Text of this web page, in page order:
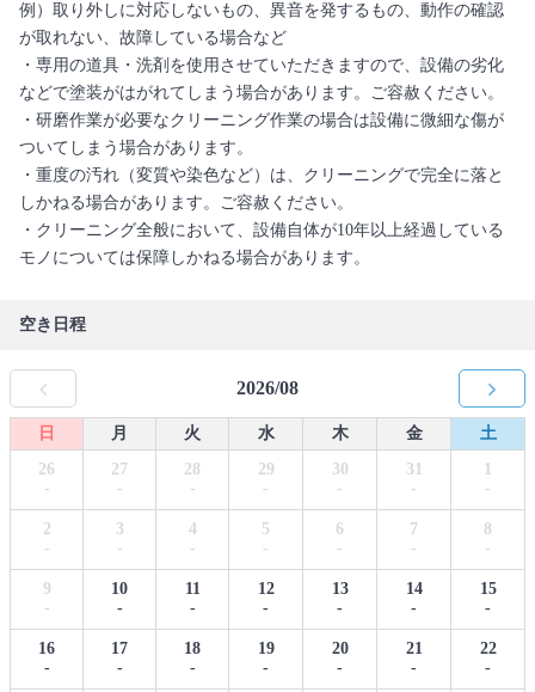
例）取り外しに対応しないもの、異音を発するもの、動作の確認
が取れない、故障している場合など
・専用の道具・洗剤を使用させていただきますので、設備の劣化
などで塗装がはがれてしまう場合があります。ご容赦ください。
・研磨作業が必要なクリーニング作業の場合は設備に微細な傷が
ついてしまう場合があります。
・重度の汚れ（変質や染色など）は、クリーニングで完全に落と
しかねる場合があります。ご容赦ください。
・クリーニング全般において、設備自体が10年以上経過している
モノについては保障しかねる場合があります。
空き日程
2026/08
日 月 火 水 木 金
土
26
-
27
-
28
-
29
-
30
-
31
-
1
-
2
-
3
-
4
-
5
-
6
-
7
-
8
-
9
-
10
-
11
-
12
-
13
-
14
-
15
-
16
-
17
-
18
-
19
-
20
-
21
-
22
-